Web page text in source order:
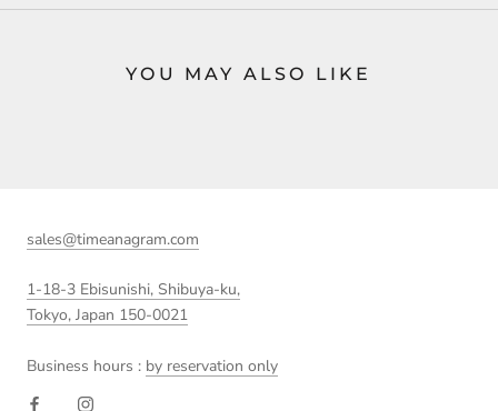
YOU MAY ALSO LIKE
sales@timeanagram.com
1-18-3 Ebisunishi, Shibuya-ku,
Tokyo, Japan 150-0021
Business hours : by reservation only